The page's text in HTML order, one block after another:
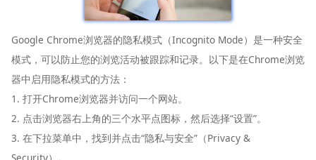
Google Chrome浏览器的隐私模式（Incognito Mode）是一种安全
模式，可以防止您的浏览活动被跟踪和记录。以下是在Chrome浏览
器中启用隐私模式的方法：
1. 打开Chrome浏览器并访问一个网站。
2. 点击浏览器右上角的三个水平点图标，然后选择“设置”。
3. 在下拉菜单中，找到并点击“隐私与安全”（Privacy &
Security）。